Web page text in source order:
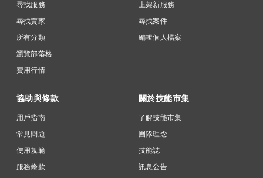
尋找服務
尋找賣家
所有分類
瀏覽部落格
費用行情
上架新服務
尋找案件
編輯個人檔案
協助與條款
用戶指南
常見問題
使用規範
服務條款
關於技能市集
了解技能市集
團隊理念
技能誌
訊息公告